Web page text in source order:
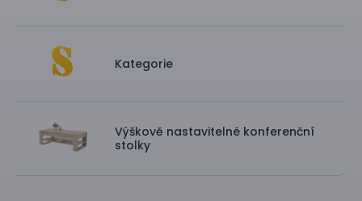
Kategorie
Výškově nastavitelné konferenční
stolky